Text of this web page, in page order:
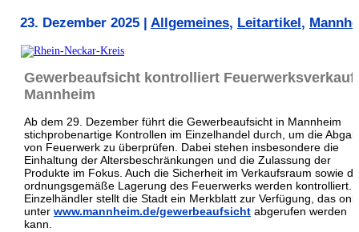
23. Dezember 2025 Allgemeines, Leitartikel ,
Gewerbeaufsicht kontrolliert Feuerwerksverkauf
Mannheim
Ab dem 29. Dezember führt die Gewerbeaufsicht in Mannheim
stichprobenartige Kontrollen im Einzelhandel durch, um die
von Feuerwerk zu überprüfen. Dabei stehen insbesondere die
Einhaltung der Altersbeschränkungen und die Zulassung der
Produkte im Fokus. Auch die Sicherheit im Verkaufsraum sowie
ordnungsgemäße Lagerung des Feuerwerks werden kontrolliert.
Einzelhändler stellt die Stadt ein Merkblatt zur Verfügung, das
unter www.mannheim.de/gewerbeaufsicht abgerufen werden
kann.